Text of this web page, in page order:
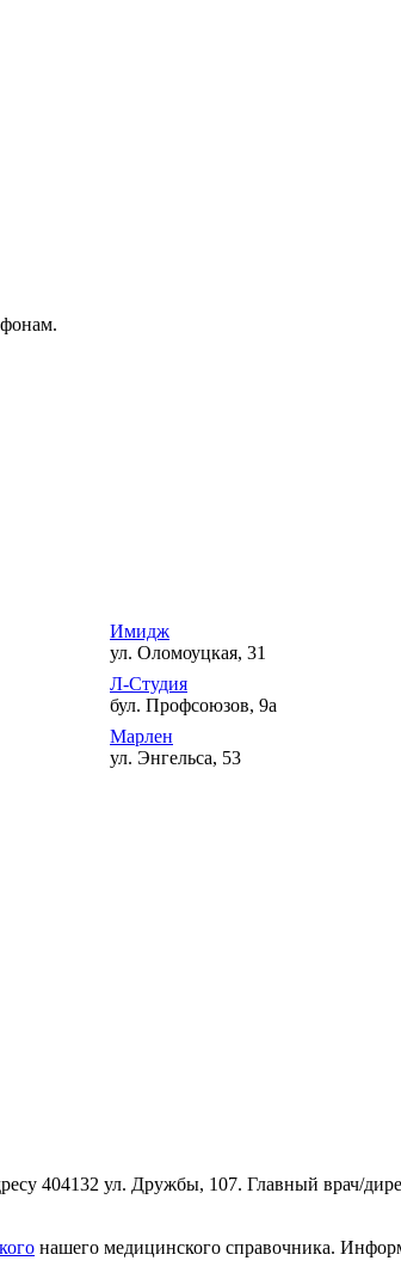
Имидж
ул. Оломоуцкая, 31
Л-Студия
бул. Профсоюзов, 9а
Марлен
ул. Энгельса, 53
404132 ул. Дружбы, 107. Главный врач/
нашего медицинского справочника.